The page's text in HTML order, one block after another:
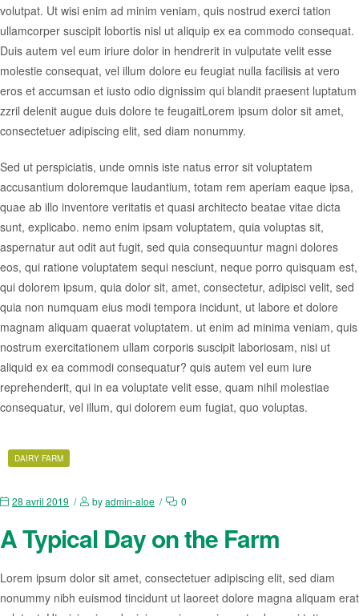
volutpat. Ut wisi enim ad minim veniam, quis nostrud exerci tation
ullamcorper suscipit lobortis nisl ut aliquip ex ea commodo consequat.
Duis autem vel eum iriure dolor in hendrerit in vulputate velit esse
molestie consequat, vel illum dolore eu feugiat nulla facilisis at vero
eros et accumsan et iusto odio dignissim qui blandit praesent luptatum
zzril delenit augue duis dolore te feugaitLorem ipsum dolor sit amet,
consectetuer adipiscing elit, sed diam nonummy.
Sed ut perspiciatis, unde omnis iste natus error sit voluptatem
accusantium doloremque laudantium, totam rem aperiam eaque ipsa,
quae ab illo inventore veritatis et quasi architecto beatae vitae dicta
sunt, explicabo. nemo enim ipsam voluptatem, quia voluptas sit,
aspernatur aut odit aut fugit, sed quia consequuntur magni dolores
eos, qui ratione voluptatem sequi nesciunt, neque porro quisquam est,
qui dolorem ipsum, quia dolor sit, amet, consectetur, adipisci velit, sed
quia non numquam eius modi tempora incidunt, ut labore et dolore
magnam aliquam quaerat voluptatem. ut enim ad minima veniam, quis
nostrum exercitationem ullam corporis suscipit laboriosam, nisi ut
aliquid ex ea commodi consequatur? quis autem vel eum iure
reprehenderit, qui in ea voluptate velit esse, quam nihil molestiae
consequatur, vel illum, qui dolorem eum fugiat, quo voluptas.
DAIRY FARM
28 avril 2019 byadmin-aloe 0
A Typical Day on the Farm
Lorem ipsum dolor sit amet, consectetuer adipiscing elit, sed diam
nonummy nibh euismod tincidunt ut laoreet dolore magna aliquam erat